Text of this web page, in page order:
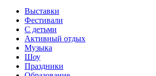
Выставки
Фестивали
С детьми
Активный отдых
Музыка
Шоу
Праздники